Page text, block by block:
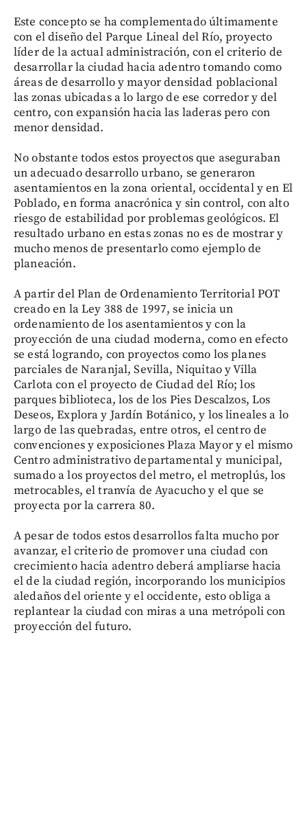
Este concepto se ha complementado últimamente
con el diseño del Parque Lineal del Río, proyecto
líder de la actual administración, con el criterio de
desarrollar la ciudad hacia adentro tomando como
áreas de desarrollo y mayor densidad poblacional
las zonas ubicadas a lo largo de ese corredor y del
centro, con expansión hacia las laderas pero con
menor densidad.
No obstante todos estos proyectos que aseguraban
un adecuado desarrollo urbano, se generaron
asentamientos en la zona oriental, occidental y en El
Poblado, en forma anacrónica y sin control, con alto
riesgo de estabilidad por problemas geológicos. El
resultado urbano en estas zonas no es de mostrar y
mucho menos de presentarlo como ejemplo de
planeación.
A partir del Plan de Ordenamiento Territorial POT
creado en la Ley 388 de 1997, se inicia un
ordenamiento de los asentamientos y con la
proyección de una ciudad moderna, como en efecto
se está logrando, con proyectos como los planes
parciales de Naranjal, Sevilla, Niquitao y Villa
Carlota con el proyecto de Ciudad del Río; los
parques biblioteca, los de los Pies Descalzos, Los
Deseos, Explora y Jardín Botánico, y los lineales a lo
largo de las quebradas, entre otros, el centro de
convenciones y exposiciones Plaza Mayor y el mismo
Centro administrativo departamental y municipal,
sumado a los proyectos del metro, el metroplús, los
metrocables, el tranvía de Ayacucho y el que se
proyecta por la carrera 80.
A pesar de todos estos desarrollos falta mucho por
avanzar, el criterio de promover una ciudad con
crecimiento hacia adentro deberá ampliarse hacia
el de la ciudad región, incorporando los municipios
aledaños del oriente y el occidente, esto obliga a
replantear la ciudad con miras a una metrópoli con
proyección del futuro.